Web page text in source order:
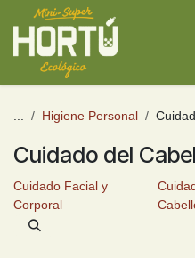
Ir al contenido
Higiene Personal
Cuidado del
Cuidado Facial y
Corporal